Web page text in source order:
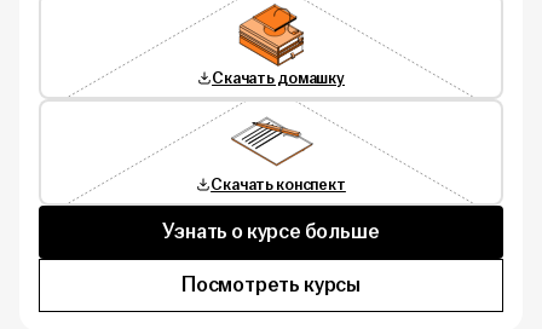
Скачать домашку
Скачать конспект
Узнать о курсе больше
Посмотреть курсы